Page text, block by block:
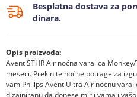
Besplatna dostava za
dinara.
Opis proizvoda:
Avent STHR Air noćna varalica
meseci. Prekinite noćne potrage za
vam Philips Avent Ultra Air noćnu
dizajniranu da donese mir i vama i